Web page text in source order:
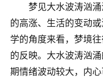
梦见大水波涛汹
的高涨、生活的变动
学的角度来看，梦境
的反映。大水波涛汹
期情绪波动较大，内
我也想要，我也想
2天前 来自山西
Jessica李
老师做不做超度法
刚去世了。